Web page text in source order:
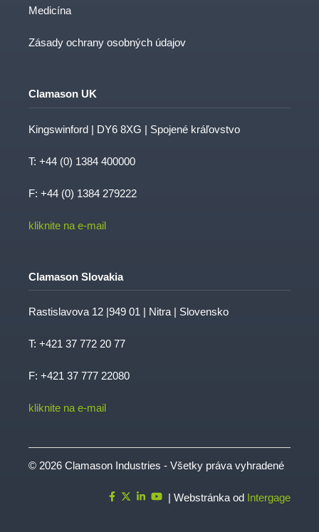
Medicína
Zásady ochrany osobných údajov
Clamason UK
Kingswinford | DY6 8XG | Spojené kráľovstvo
T: +44 (0) 1384 400000
F: +44 (0) 1384 279222
kliknite na e-mail
Clamason Slovakia
Rastislavova 12 |949 01 | Nitra | Slovensko
T: +421 37 772 20 77
F: +421 37 777 22080
kliknite na e-mail
© 2026 Clamason Industries - Všetky práva vyhradené
| Webstránka od Intergage